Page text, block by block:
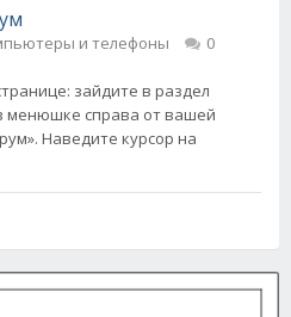
и телефоны 0
зайдите в раздел
менюшке справа от вашей
Наведите курсор на